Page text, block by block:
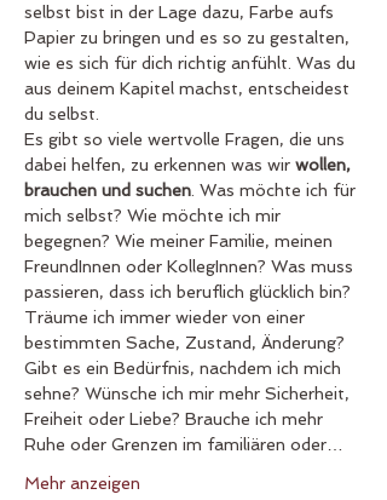
selbst bist in der Lage dazu, Farbe aufs
Papier zu bringen und es so zu gestalten,
wie es sich für dich richtig anfühlt. Was du
aus deinem Kapitel machst, entscheidest
du selbst.
Es gibt so viele wertvolle Fragen, die uns
dabei helfen, zu erkennen was wir wollen,
brauchen und suchen . Was möchte ich für
mich selbst? Wie möchte ich mir
begegnen? Wie meiner Familie, meinen
FreundInnen oder KollegInnen? Was muss
passieren, dass ich beruflich glücklich bin?
Träume ich immer wieder von einer
bestimmten Sache, Zustand, Änderung?
Gibt es ein Bedürfnis, nachdem ich mich
sehne? Wünsche ich mir mehr Sicherheit,
Freiheit oder Liebe? Brauche ich mehr
Ruhe oder Grenzen im familiären oder…
Mehr anzeigen